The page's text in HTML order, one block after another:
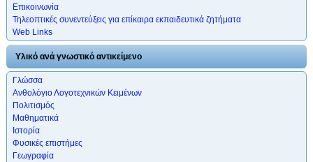
Επικοινωνία
Τηλεοπτικές συνεντεύξεις για επίκαιρα εκπαιδευτικά ζητήματα
Web Links
Υλικό ανά γνωστικό αντικείμενο
Γλώσσα
Ανθολόγιο Λογοτεχνικών Κειμένων
Πολιτισμός
Μαθηματικά
Ιστορία
Φυσικές επιστήμες
Γεωγραφία